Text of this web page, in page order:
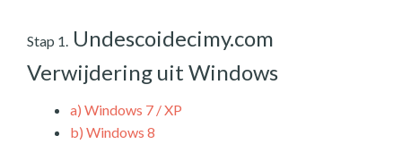
Stap 1. Undescoidecimy.com
Verwijdering uit Windows
a) Windows 7 / XP
b) Windows 8